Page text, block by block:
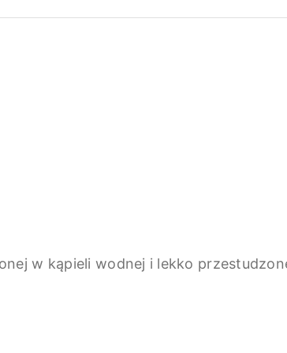
w kąpieli wodnej i lekko